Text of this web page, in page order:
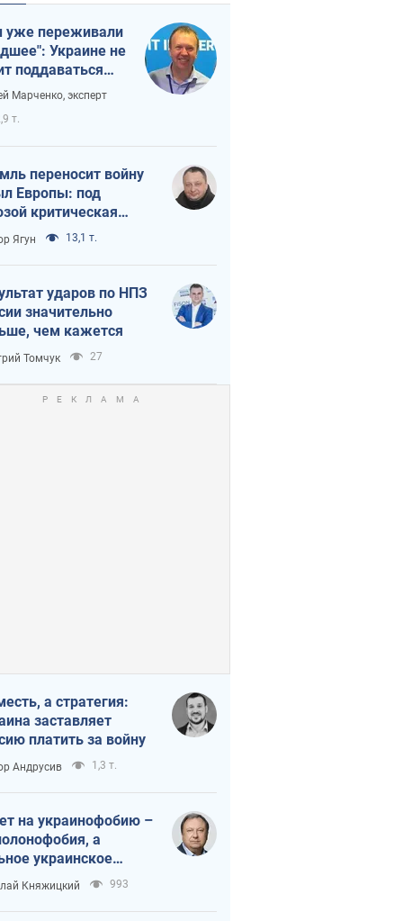
переживали
Украине не
поддаваться
из-за
Марченко, эксперт
т.
переносит войну
Европы: под
критическая
Ягун 13,1 т.
ударов по НПЗ
значительно
чем кажется
Томчук 27
а стратегия:
заставляет
платить за войну
Андрусив 1,3 т.
на украинофобию –
а
украинское
Княжицкий 993